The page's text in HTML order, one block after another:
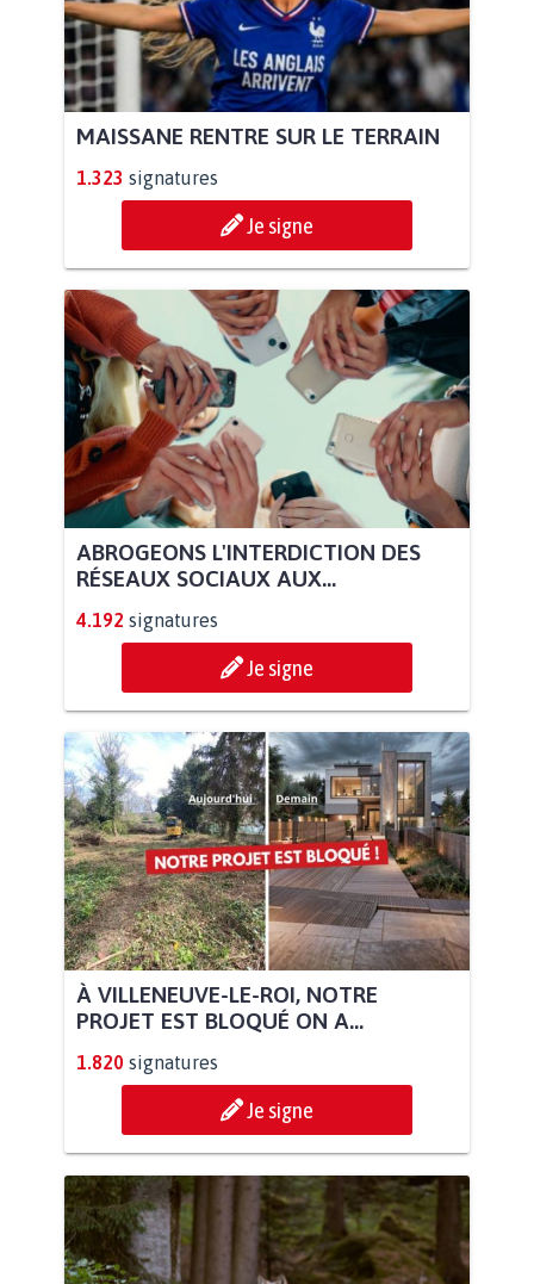
MAISSANE RENTRE SUR LE TERRAIN
1.323 signatures
Je signe
ABROGEONS L'INTERDICTION DES
RÉSEAUX SOCIAUX AUX...
4.192 signatures
Je signe
À VILLENEUVE-LE-ROI, NOTRE
PROJET EST BLOQUÉ ON A...
1.820 signatures
Je signe